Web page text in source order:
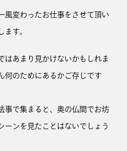
風変わったお仕事をさせて頂い
ます。
はあまり見かけないかもしれま
何のためにあるかご存じです
で集まると、奥の仏間でお坊
ーンを見たことはないでしょう